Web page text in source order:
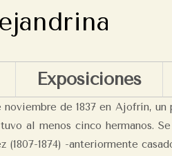
Exposiciones
de 1837 en Ajofrín,
al menos cinco hermanos.
1874) -anteriormente